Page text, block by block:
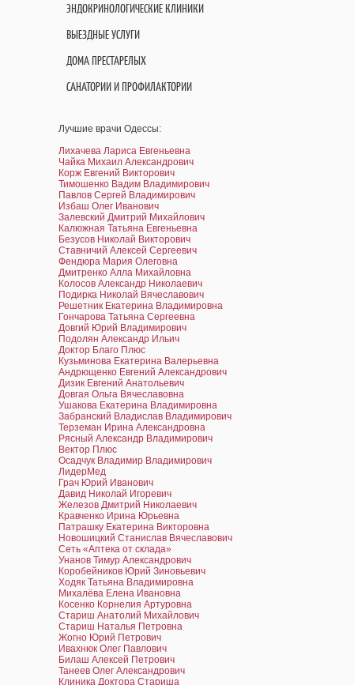
ЭНДОКРИНОЛОГИЧЕСКИЕ КЛИНИКИ
ВЫЕЗДНЫЕ УСЛУГИ
ДОМА ПРЕСТАРЕЛЫХ
САНАТОРИИ И ПРОФИЛАКТОРИИ
Лучшие врачи Одессы:
Лихачева Лариса Евгеньевна
Чайка Михаил Александрович
Корж Евгений Викторович
Тимошенко Вадим Владимирович
Павлов Сергей Владимирович
Избаш Олег Иванович
Залевский Дмитрий Михайлович
Калюжная Татьяна Евгеньевна
Безусов Николай Викторович
Ставничий Алексей Сергеевич
Фендюра Мария Олеговна
Дмитренко Алла Михайловна
Колосов Александр Николаевич
Подирка Николай Вячеславович
Решетник Екатерина Владимировна
Гончарова Татьяна Сергеевна
Довгий Юрий Владимирович
Подолян Александр Ильич
Доктор Благо Плюс
Кузьминова Екатерина Валерьевна
Андрющенко Евгений Александрович
Дизик Евгений Анатольевич
Довгая Ольга Вячеславовна
Ушакова Екатерина Владимировна
Забранский Владислав Владимирович
Терземан Ирина Александровна
Рясный Александр Владимирович
Вектор Плюс
Осадчук Владимир Владимирович
ЛидерМед
Грач Юрий Иванович
Давид Николай Игоревич
Железов Дмитрий Николаевич
Кравченко Ирина Юрьевна
Патрашку Екатерина Викторовна
Новошицкий Станислав Вячеславович
Сеть «Аптека от склада»
Унанов Тимур Александрович
Коробейников Юрий Зиновьевич
Ходяк Татьяна Владимировна
Михалёва Елена Ивановна
Косенко Корнелия Артуровна
Стариш Анатолий Михайлович
Стариш Наталья Петровна
Жогно Юрий Петрович
Ивахнюк Олег Павлович
Билаш Алексей Петрович
Танеев Олег Александрович
Клиника Доктора Стариша